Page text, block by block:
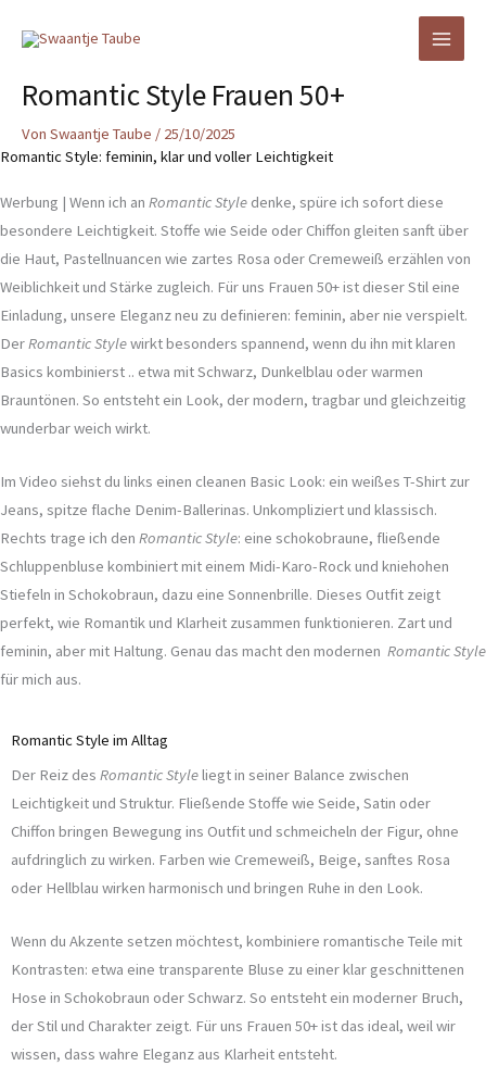
Inhalt
Romantic Style Frauen 50+
Von Swaantje Taube / 25/10/2025
Romantic Style: feminin, klar und voller Leichtigkeit
Werbung | Wenn ich an Romantic Style denke, spüre ich sofort diese
besondere Leichtigkeit. Stoffe wie Seide oder Chiffon gleiten sanft über
die Haut, Pastellnuancen wie zartes Rosa oder Cremeweiß erzählen von
Weiblichkeit und Stärke zugleich. Für uns Frauen 50+ ist dieser Stil eine
Einladung, unsere Eleganz neu zu definieren: feminin, aber nie verspielt.
DerRomantic Stylewirkt besonders spannend, wenn du ihn mit klaren
Basics kombinierst .. etwa mit Schwarz, Dunkelblau oder warmen
Brauntönen. So entsteht ein Look, der modern, tragbar und gleichzeitig
wunderbar weich wirkt.
Im Video siehst du links einen cleanen Basic Look: ein weißes T-Shirt zur
Jeans, spitze flache Denim-Ballerinas. Unkompliziert und klassisch.
Rechts trage ich den Romantic Style: eine schokobraune, fließende
Schluppenbluse kombiniert mit einem Midi-Karo-Rock und kniehohen
Stiefeln in Schokobraun, dazu eine Sonnenbrille. Dieses Outfit zeigt
perfekt, wie Romantik und Klarheit zusammen funktionieren. Zart und
feminin, aber mit Haltung. Genau das macht den modernen Romantic Style
für mich aus.
Romantic Style im Alltag
Der Reiz des Romantic Styleliegt in seiner Balance zwischen
Leichtigkeit und Struktur. Fließende Stoffe wie Seide, Satin oder
Chiffon bringen Bewegung ins Outfit und schmeicheln der Figur, ohne
aufdringlich zu wirken. Farben wie Cremeweiß, Beige, sanftes Rosa
oder Hellblau wirken harmonisch und bringen Ruhe in den Look.
Wenn du Akzente setzen möchtest, kombiniere romantische Teile mit
Kontrasten: etwa eine transparente Bluse zu einer klar geschnittenen
Hose in Schokobraun oder Schwarz. So entsteht ein moderner Bruch,
der Stil und Charakter zeigt. Für uns Frauen 50+ ist das ideal, weil wir
wissen, dass wahre Eleganz aus Klarheit entsteht.